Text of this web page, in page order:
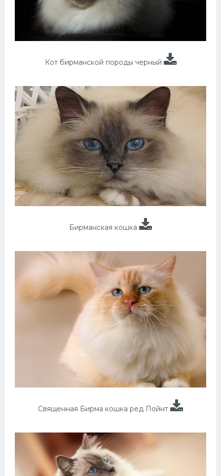
Кот бирманской породы черный
Бирманская кошка
Священная Бирма кошка ред Пойнт